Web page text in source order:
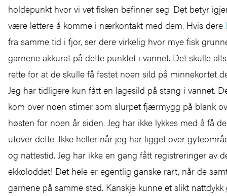
holdepunkt hvor vi vet fisken befinner seg. Det betyr
være lettere å komme i nærkontakt med dem. Hvis dere
fra samme tid i fjor, ser dere virkelig hvor mye fisk
garnene akkurat på dette punktet i vannet. Det skulle
rette for at de skulle få festet noen sild på minnekortet
Jeg har tidligere kun fått en lagesild på stang i vannet.
kom over noen stimer som slurpet fjærmygg på blank
høsten for noen år siden. Jeg har ikke lykkes med å få
utover dette. Ikke heller når jeg har ligget over
og nattestid. Jeg har ikke en gang fått registreringer av
ekkoloddet! Det hele er egentlig ganske rart, når de
garnene på samme sted. Kanskje kunne et slikt